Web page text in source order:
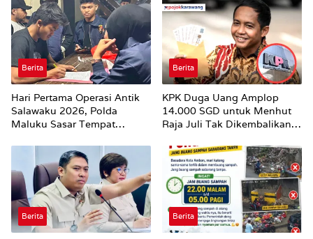
Berita
Hari Pertama Operasi Antik
Salawaku 2026, Polda
Maluku Sasar Tempat
Berita
KPK Duga Uang Amplop
14.000 SGD untuk Menhut
Raja Juli Tak Dikembalikan
Berita Berita